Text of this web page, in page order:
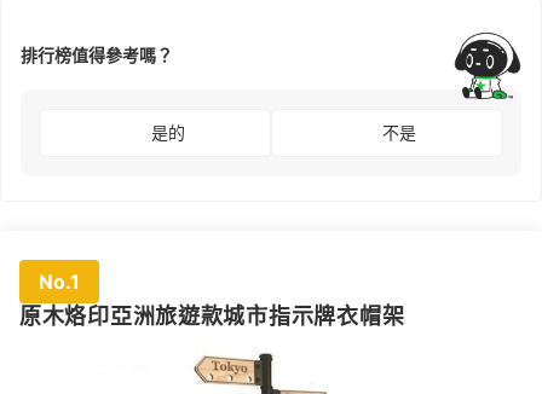
排行榜值得參考嗎？
是的 不是
No.1
原木烙印亞洲旅遊款城市指示牌衣帽架